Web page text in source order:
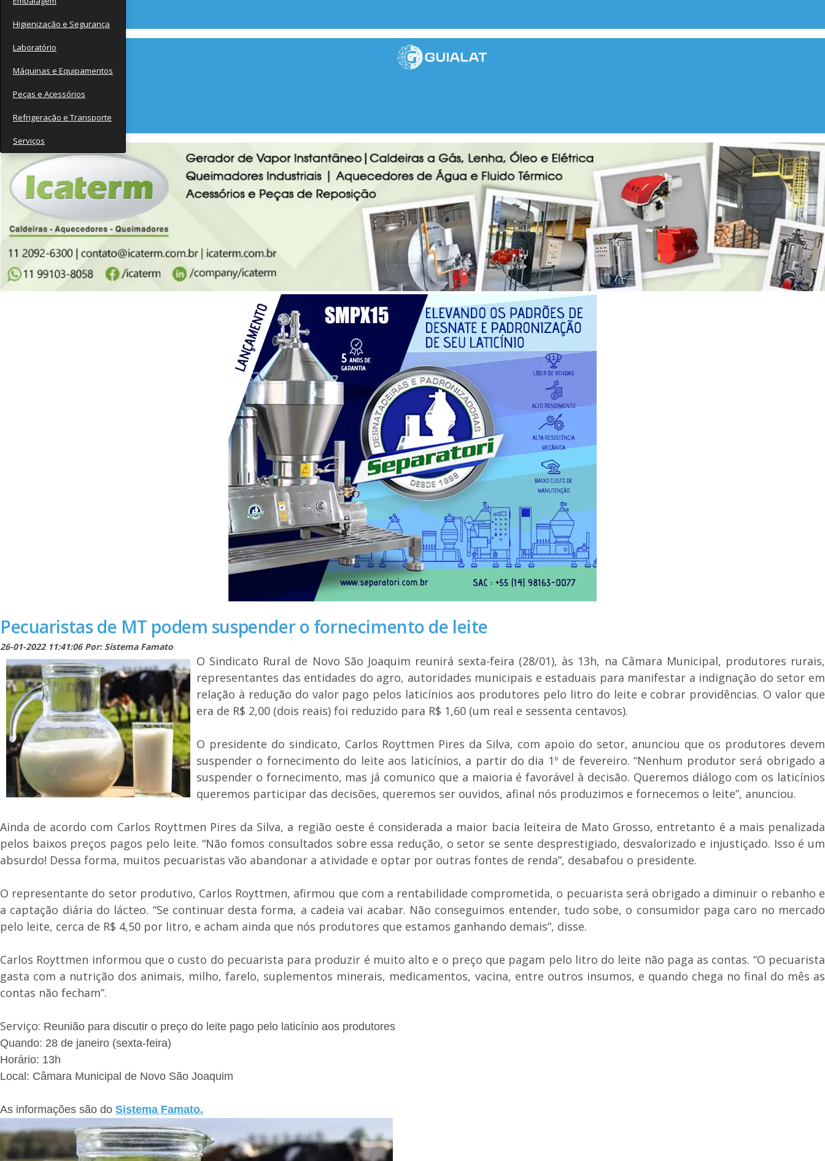
Higienização e Segurança
Laboratório
Máquinas e Equipamentos
Peças e Acessórios
Refrigeração e Transporte
Serviços
Pecuaristas de MT podem suspender o fornecimento de leite
26-01-2022 11:41:06 Por: Sistema Famato
O Sindicato Rural de Novo São Joaquim reunirá sexta-feira (28/01), às 13h, na Câmara Municipal, produtores rurais,
representantes das entidades do agro, autoridades municipais e estaduais para manifestar a indignação do setor em
relação à redução do valor pago pelos laticínios aos produtores pelo litro do leite e cobrar providências. O valor que
era de R$ 2,00 (dois reais) foi reduzido para R$ 1,60 (um real e sessenta centavos).
O presidente do sindicato, Carlos Royttmen Pires da Silva, com apoio do setor, anunciou que os produtores devem
suspender o fornecimento do leite aos laticínios, a partir do dia 1º de fevereiro. “Nenhum produtor será obrigado a
suspender o fornecimento, mas já comunico que a maioria é favorável à decisão. Queremos diálogo com os laticínios
queremos participar das decisões, queremos ser ouvidos, afinal nós produzimos e fornecemos o leite”, anunciou.
Ainda de acordo com Carlos Royttmen Pires da Silva, a região oeste é considerada a maior bacia leiteira de Mato Grosso, entretanto é a mais penalizada
pelos baixos preços pagos pelo leite. “Não fomos consultados sobre essa redução, o setor se sente desprestigiado, desvalorizado e injustiçado. Isso é um
absurdo! Dessa forma, muitos pecuaristas vão abandonar a atividade e optar por outras fontes de renda”, desabafou o presidente.
O representante do setor produtivo, Carlos Royttmen, afirmou que com a rentabilidade comprometida, o pecuarista será obrigado a diminuir o rebanho e
a captação diária do lácteo. “Se continuar desta forma, a cadeia vai acabar. Não conseguimos entender, tudo sobe, o consumidor paga caro no mercado
pelo leite, cerca de R$ 4,50 por litro, e acham ainda que nós produtores que estamos ganhando demais”, disse.
Carlos Royttmen informou que o custo do pecuarista para produzir é muito alto e o preço que pagam pelo litro do leite não paga as contas. “O pecuarista
gasta com a nutrição dos animais, milho, farelo, suplementos minerais, medicamentos, vacina, entre outros insumos, e quando chega no final do mês as
contas não fecham”.
Serviço: Reunião para discutir o preço do leite pago pelo laticínio aos produtores
Quando: 28 de janeiro (sexta-feira)
Horário: 13h
Local: Câmara Municipal de Novo São Joaquim
As informações são do Sistema Famato.